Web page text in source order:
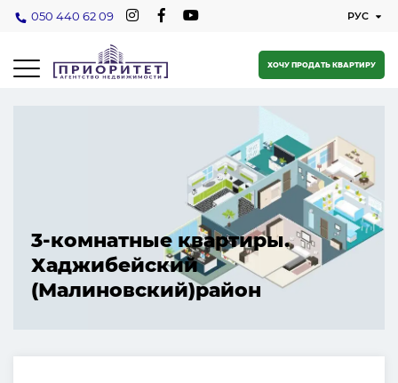
050 440 62 09
ХОЧУ ПРОДАТЬ КВАРТИРУ
3-комнатные квартиры.
Хаджибейский
(Малиновский)район